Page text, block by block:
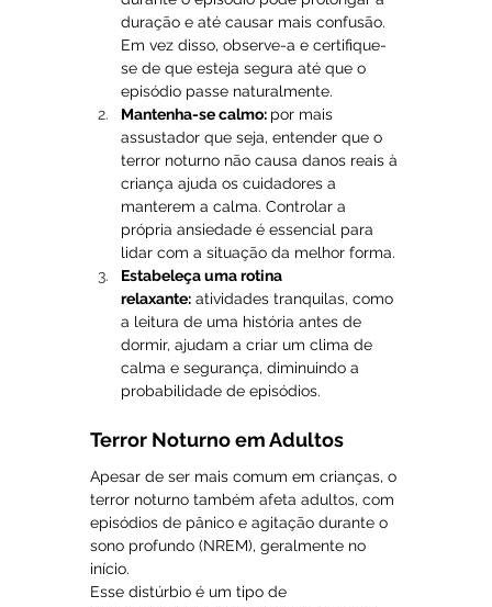
duração e até causar mais confusão.
Em vez disso, observe-a e certifique-
se de que esteja segura até que o
episódio passe naturalmente.
Mantenha-se calmo: por mais
assustador que seja, entender que o
terror noturno não causa danos reais à
criança ajuda os cuidadores a
manterem a calma. Controlar a
própria ansiedade é essencial para
lidar com a situação da melhor forma.
Estabeleça uma rotina
relaxante: atividades tranquilas, como
a leitura de uma história antes de
dormir, ajudam a criar um clima de
calma e segurança, diminuindo a
probabilidade de episódios.
Terror Noturno em Adultos
Apesar de ser mais comum em crianças, o
terror noturno também afeta adultos, com
episódios de pânico e agitação durante o
sono profundo (NREM), geralmente no
início.
Esse distúrbio é um tipo de